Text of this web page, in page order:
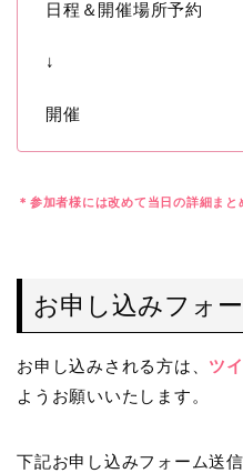
日程＆開催場所予約
↓
開催
＊参加者様には改めて当日の詳細まと
お申し込みフォ
お申し込みされる方は、 ツ
ようお願いいたします。
下記お申し込みフォーム送